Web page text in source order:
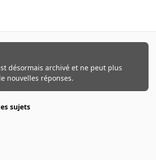
désormais archivé et ne peut plus
nouvelles réponses.
sujets